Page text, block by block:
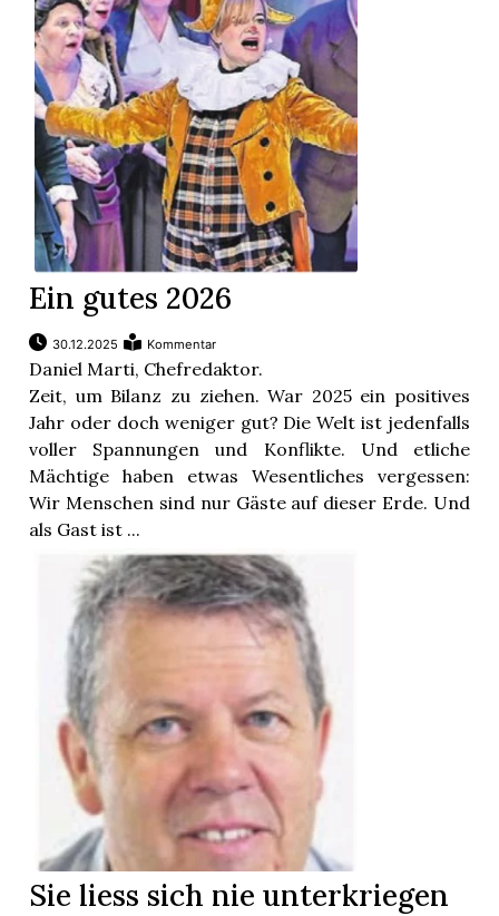
Ein gutes 2026
30.12.2025 Kommentar
Daniel Marti, Chefredaktor.
Zeit, um Bilanz zu ziehen. War 2025 ein positives
Jahr oder doch weniger gut? Die Welt ist jedenfalls
voller Spannungen und Konflikte. Und etliche
Mächtige haben etwas Wesentliches vergessen:
Wir Menschen sind nur Gäste auf dieser Erde. Und
als Gast ist ...
Sie liess sich nie unterkriegen